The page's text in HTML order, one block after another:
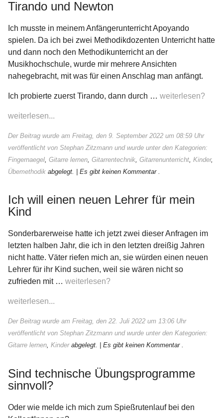
Tirando und Newton
Ich musste in meinem Anfängerunterricht Apoyando
spielen. Da ich bei zwei Methodikdozenten Unterricht hatte
und dann noch den Methodikunterricht an der
Musikhochschule, wurde mir mehrere Ansichten
nahegebracht, mit was für einen Anschlag man anfängt.
Ich probierte zuerst Tirando, dann durch … weiterlesen?
weiterlesen...
Der Beitrag wurde am Freitag, den 9. September 2022 um 08:59 Uhr
veröffentlicht von Stephan Zitzmann und wurde unter den Kategorien:
Fingernaegel Gitarre lernen Gitarrentechnik Gitarrenunterricht Kinder,
Übemethodik abgelegt. | Es gibt keinen Kommentar .
Ich will einen neuen Lehrer für mein
Kind
Sonderbarerweise hatte ich jetzt zwei dieser Anfragen im
letzten halben Jahr, die ich in den letzten dreißig Jahren
nicht hatte. Väter riefen mich an, sie würden einen neuen
Lehrer für ihr Kind suchen, weil sie wären nicht so
zufrieden mit … weiterlesen?
weiterlesen...
Der Beitrag wurde am Freitag, den 22. Juli 2022 um 13:06 Uhr
veröffentlicht von Stephan Zitzmann und wurde unter den Kategorien:
Gitarre lernen, Kinderabgelegt. | Es gibt keinen Kommentar .
Sind technische Übungsprogramme
sinnvoll?
Oder wie melde ich mich zum Spießrutenlauf bei den